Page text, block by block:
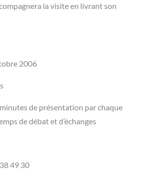
la visite en livrant son
2006
de présentation par chaque
de débat et d’échanges
49 30